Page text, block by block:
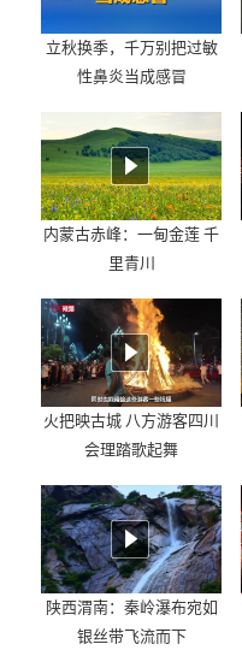
立秋换季，千万别把过敏
性鼻炎当成感冒
内蒙古赤峰：一甸金莲 千
里青川
火把映古城 八方游客四川
会理踏歌起舞
陕西渭南：秦岭瀑布宛如
银丝带飞流而下